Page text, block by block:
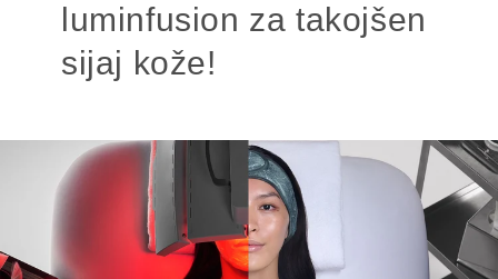
luminfusion za takojšen
sijaj kože!